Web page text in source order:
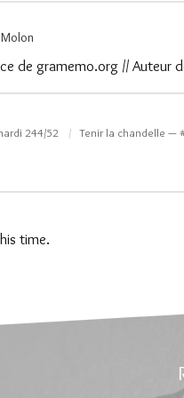
de gramemo.org // Auteur
244/52 Tenir la chandelle —
time.